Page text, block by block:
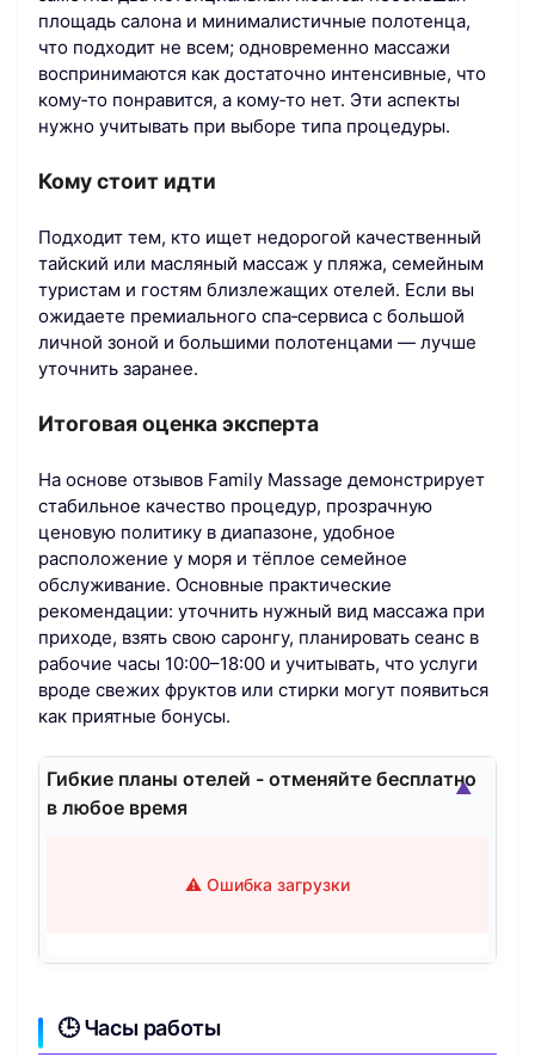
площадь салона и минималистичные полотенца,
что подходит не всем; одновременно массажи
воспринимаются как достаточно интенсивные, что
кому‑то понравится, а кому‑то нет. Эти аспекты
нужно учитывать при выборе типа процедуры.
Кому стоит идти
Подходит тем, кто ищет недорогой качественный
тайский или масляный массаж у пляжа, семейным
туристам и гостям близлежащих отелей. Если вы
ожидаете премиального спа‑сервиса с большой
личной зоной и большими полотенцами — лучше
уточнить заранее.
Итоговая оценка эксперта
На основе отзывов Family Massage демонстрирует
стабильное качество процедур, прозрачную
ценовую политику в диапазоне, удобное
расположение у моря и тёплое семейное
обслуживание. Основные практические
рекомендации: уточнить нужный вид массажа при
приходе, взять свою саронгу, планировать сеанс в
рабочие часы 10:00–18:00 и учитывать, что услуги
вроде свежих фруктов или стирки могут появиться
как приятные бонусы.
Гибкие планы отелей - отменяйте бесплатно
в любое время
⚠️ Ошибка загрузки
▲
🕒 Часы работы